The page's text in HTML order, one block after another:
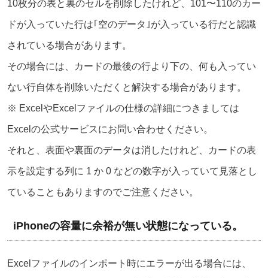
10枚分の表と裏のセルを削除したけれど、101〜110のカー
ドが入っていた行は｢空のデータ｣が入っている行だと認識
されている場合があります。
その場合には、カードの最後の行より下の、何も入ってい
ない行自体を削除いただくと解決する場合があります。
※ ExcelやExcelファイルの仕様の詳細につきましては
Excelの公式サービスにお問い合わせください。
それと、表面や裏面のデータは消したけれど、カードの表
示を設定する列に 1 か 0 などの数字が入っていて見落とし
ていることもありますのでご注意ください。
iPhoneの容量に余裕が無い状態になっている。
Excelファイルのインポート時にエラーが出る場合には、